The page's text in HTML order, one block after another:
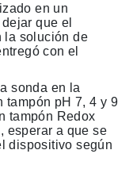
en un
que el
la solución de
con el
sonda en la
tampón pH 7, 4 y 9
tampón Redox
esperar a que se
dispositivo según